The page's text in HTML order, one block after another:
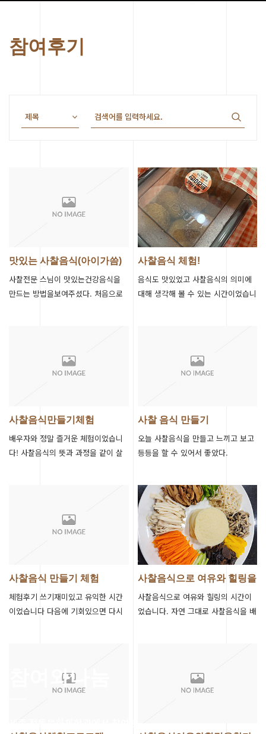
참여와나눔
참여후기
맛있는 사찰음식(아이가씀)
사찰전문 스님이 맛있는건강음식을
만드는 방법을보여주셨다. 처음으로
사찰음식 체험!
음식도 맛있었고 사찰음식의 의미에
대해 생각해 볼 수 있는 시간이었습니
사찰음식만들기체험
배우자와 정말 즐거운 체험이었습니
다! 사찰음식의 뜻과 과정을 같이 살
사찰 음식 만들기
오늘 사찰음식을 만들고 느끼고 보고
등등을 할 수 있어서 좋았다.
사찰음식 만들기 체험
체험후기 쓰기재미있고 유익한 시간
이었습니다 다음에 기회있으면 다시
사찰음식으로 여유와 힐링을
사찰음식으로 여유와 힐링의 시간이
었습니다. 자연 그대로 사찰음식을 배